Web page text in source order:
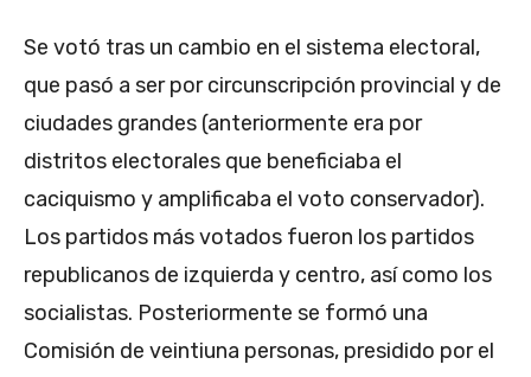
Se votó tras un cambio en el sistema electoral,
que pasó a ser por circunscripción provincial y de
ciudades grandes (anteriormente era por
distritos electorales que beneficiaba el
caciquismo y amplificaba el voto conservador).
Los partidos más votados fueron los partidos
republicanos de izquierda y centro, así como los
socialistas. Posteriormente se formó una
Comisión de veintiuna personas, presidido por el